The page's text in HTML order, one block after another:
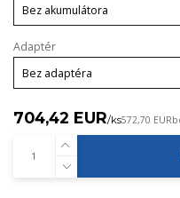
Adaptér
704,42 EUR/ks572,70 EUR